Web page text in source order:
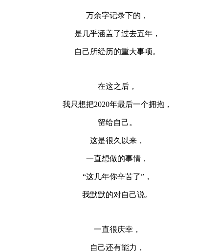
万余字记录下的，
是几乎涵盖了过去五年，
自己所经历的重大事项。
在这之后，
我只想把2020年最后一个拥抱，
留给自己。
这是很久以来，
一直想做的事情，
“这几年你辛苦了”，
我默默的对自己说。
一直很庆幸，
自己还有能力，